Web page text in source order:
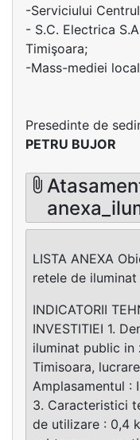
-Serviciului
- S.C. Electrica
Timişoara;
-Mass-mediei
Presedinte de
PETRU BUJOR
LISTA ANEXA
retele de iluminat
INDICATORII
INVESTITIEI 1.
iluminat public in
Timisoara,
Amplasamentul :
3. Caracteristici
de utilizare : 0,4